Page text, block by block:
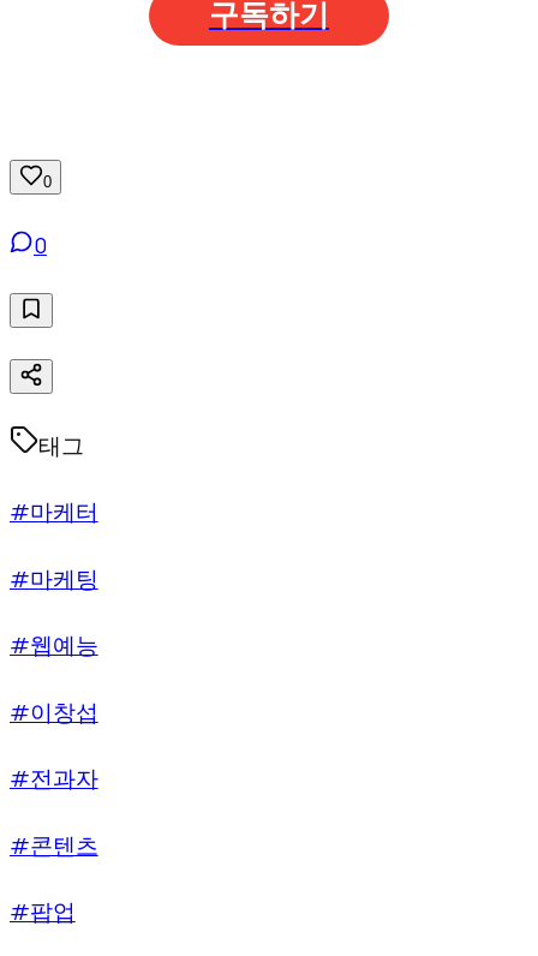
구독하기
0
0
태그
#마케터
#마케팅
#웹예능
#이창섭
#전과자
#콘텐츠
#팝업